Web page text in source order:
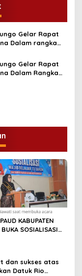
Gelar Rapat
Dalam rangka
Ranperda
Gelar Rapat
Rangka
KABUPATEN
SOSIALISASI
dan sukses atas
Datuk Rio